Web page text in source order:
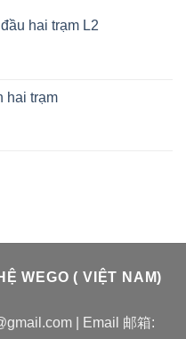
hai trạm L2
hai trạm
WEGO ( VIỆT NAM)
| Email 邮箱: